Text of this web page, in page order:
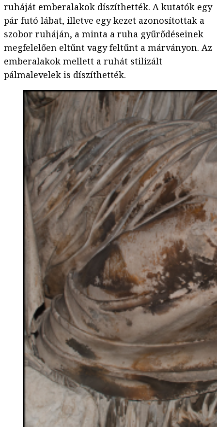
ruháját emberalakok díszíthették. A kutatók egy
pár futó lábat, illetve egy kezet azonosítottak a
szobor ruháján, a minta a ruha gyűrődéseinek
megfelelően eltűnt vagy feltűnt a márványon. Az
emberalakok mellett a ruhát stilizált
pálmalevelek is díszíthették.